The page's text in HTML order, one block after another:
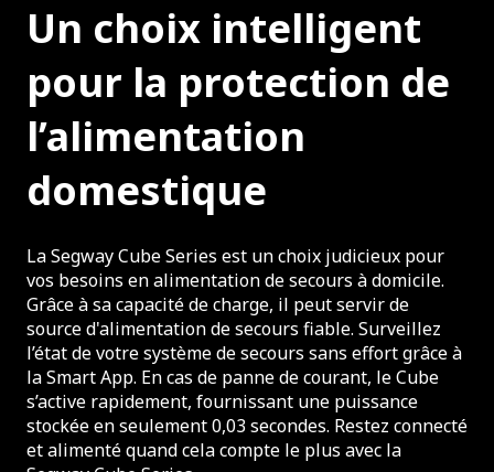
Un choix intelligent
pour la protection de
l’alimentation
domestique
La Segway Cube Series est un choix judicieux pour
vos besoins en alimentation de secours à domicile.
Grâce à sa capacité de charge, il peut servir de
source d'alimentation de secours fiable. Surveillez
l’état de votre système de secours sans effort grâce à
la Smart App. En cas de panne de courant, le Cube
s’active rapidement, fournissant une puissance
stockée en seulement 0,03 secondes. Restez connecté
et alimenté quand cela compte le plus avec la